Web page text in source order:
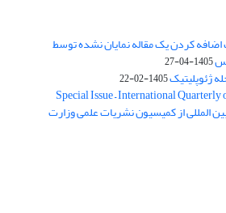
کردن یک مقاله نمایان نشده توسط
1405-04-27
ژئوپلیتیک1405-02-22
Special Issue – International
المللی از کمیسیون نشریات علمی وزارت